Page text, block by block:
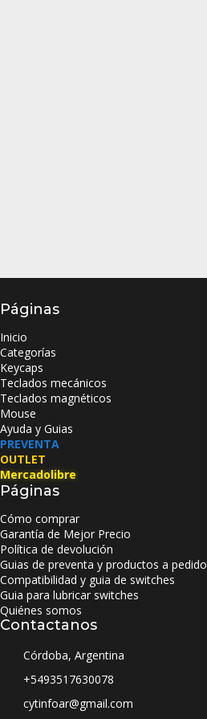
Páginas
Inicio
Categorías
Keycaps
Teclados mecánicos
Teclados magnéticos
Mouse
Ayuda y Guias
PREVENTA
OUTLET
Mercadolibre
Páginas
Cómo comprar
Garantía de Mejor Precio
Política de devolución
Guias de preventa y productos a pedido
Compatibilidad y guia de switches
Guia para lubricar switches
Quiénes somos
Contactanos
Córdoba, Argentina
+5493517630078
cytinfoar@gmail.com